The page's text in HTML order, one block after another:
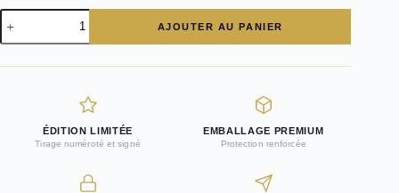
quantité
de
Jante
AJOUTER AU PANIER
ÉDITION LIMITÉE
Tirage numéroté et signé
EMBALLAGE PREMIUM
Protection renforcée